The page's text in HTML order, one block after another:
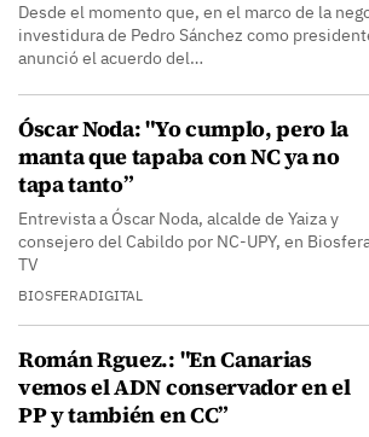
Desde el momento que, en el marco de la
investidura de Pedro Sánchez como
anunció el acuerdo del…
Óscar Noda: "Yo cumplo, pero la
manta que tapaba con NC ya no
tapa tanto”
Entrevista a Óscar Noda, alcalde de Yaiza y
consejero del Cabildo por NC-UPY, en
TV
BIOSFERADIGITAL
Román Rguez.: "En Canarias
vemos el ADN conservador en el
PP y también en CC”